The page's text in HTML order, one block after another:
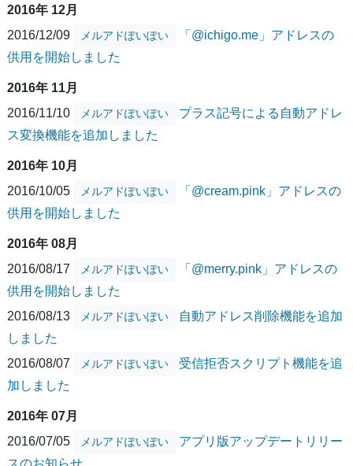
2016年 12月
2016/12/09
メルアドぽいぽい
「@ichigo.me」アドレスの
供用を開始しました
2016年 11月
2016/11/10
メルアドぽいぽい
プラス記号による自動アドレ
ス変換機能を追加しました
2016年 10月
2016/10/05
メルアドぽいぽい
「@cream.pink」アドレスの
供用を開始しました
2016年 08月
2016/08/17
メルアドぽいぽい
「@merry.pink」アドレスの
供用を開始しました
2016/08/13
メルアドぽいぽい
自動アドレス削除機能を追加
しました
2016/08/07
メルアドぽいぽい
受信拒否スクリプト機能を追
加しました
2016年 07月
2016/07/05
メルアドぽいぽい
アプリ版アップデートリリー
スのお知らせ